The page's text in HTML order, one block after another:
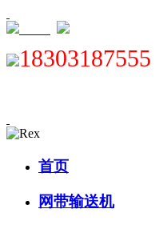
18303187555
首页
网带输送机